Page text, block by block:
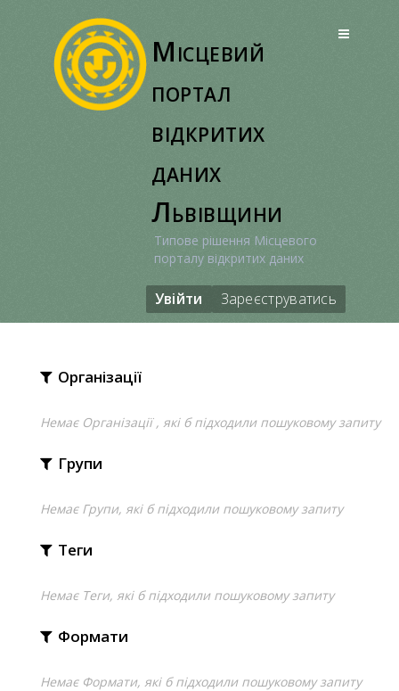
Місцевий
портал
відкритих
даних
Львівщини
Типове рішення Місцевого
порталу відкритих даних
Увійти Зареєструватись
Організації
Немає Організації , які б підходили пошуковому запиту
Групи
Немає Групи, які б підходили пошуковому запиту
Теги
Немає Теги, які б підходили пошуковому запиту
Формати
Немає Формати, які б підходили пошуковому запиту